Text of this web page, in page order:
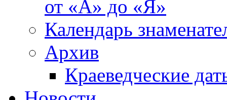
от «А» до «Я»
Календарь
Архив
Краеведческие